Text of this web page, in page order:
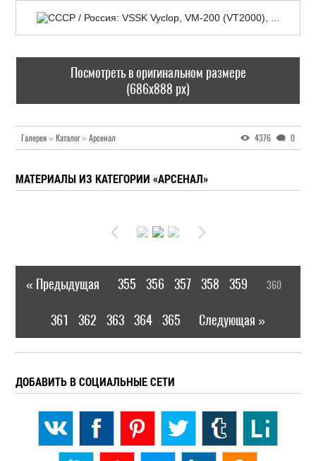
Посмотреть в оригинальном размере
(686x888 px)
Галерея » Каталог» Арсенал 4376 0
МАТЕРИАЛЫ ИЗ КАТЕГОРИИ «АРСЕНАЛ»
« Предыдущая 355 356 357 358 359 360
361 362 363 364 365 Следующая »
ДОБАВИТЬ В СОЦИАЛЬНЫЕ СЕТИ